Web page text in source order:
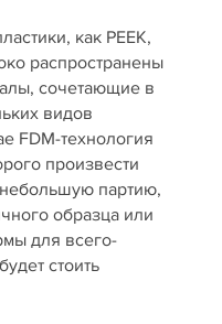
как PEEK,
распространены
сочетающие в
видов
FDM‑технология
произвести
партию,
образца или
для всего-
стоить